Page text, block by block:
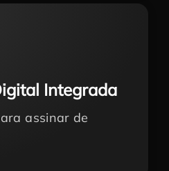
Integrada
assinar de